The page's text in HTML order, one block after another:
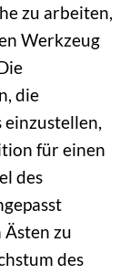
zu arbeiten,
Werkzeug
die
für einen
des
zu
des